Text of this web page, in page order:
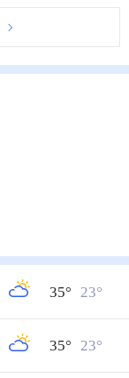
35° 23°
35° 23°